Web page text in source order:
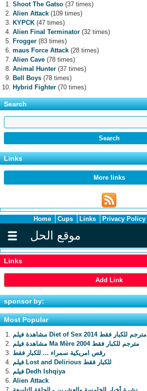
Shoot The Gatso (37 times)
Alien Attack (109 times)
KYPCK (47 times)
Alien Final Terminator (32 times)
Frogger (83 times)
maus Force Attack (28 times)
Alien Cave (78 times)
Animal Hunter (37 times)
Bell Boys (78 times)
Hybrid Fighter (70 times)
Search
Links
More links
Home Cups Links Privacy Policy
موقع الحل
Links
Add Link
sponsor by:
Most Popular
مشاهدة فيلم Diet of Sex 2014 مترجم للكبار فقط
مشاهدة فيلم Ma Mère 2004 مترجم للكبار فقط
رقص امريكية سمراء ... للكبار فقط
فيلم Lost and Delirious للكبار فقط
فيلم Dedh Ishqiya
Alien Attack